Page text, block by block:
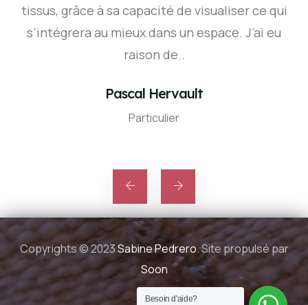
tissus, grâce à sa capacité de visualiser ce qui
s’intégrera au mieux dans un espace. J’ai eu
raison de..
Pascal Hervault
Particulier
Copyrights © 2023Sabine Pedrero. Site propulsé par
Soon
Besoin d'aide?